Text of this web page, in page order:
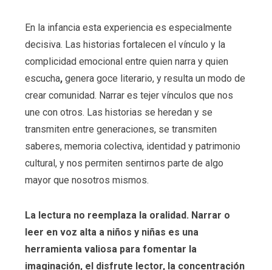
En la infancia esta experiencia es especialmente
decisiva. Las historias fortalecen el vínculo y la
complicidad emocional entre quien narra y quien
escucha,genera goce literario, y resulta un modo de
crear comunidad. Narrar es tejer vínculos que nos
une con otros. Las historias se heredan y se
transmiten entre generaciones, se transmiten
saberes, memoria colectiva, identidad y patrimonio
cultural, y nos permiten sentirnos parte de algo
mayor que nosotros mismos.
La lectura no reemplaza la oralidad. Narrar o
leer en voz alta a niños y niñas es una
herramienta valiosa para fomentar la
imaginación, el disfrute lector, la concentración